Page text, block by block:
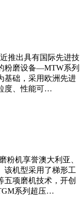
推出具有国际先进技
粉磨设备—MTW系列
基础，采用欧洲先进
度、性能可…
粉机享誉澳大利亚、
该机型采用了梯形工
五项磨机技术，开创
系列超压…